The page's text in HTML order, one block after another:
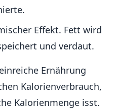
Effekt. Fett wird
und verdaut.
Ernährung
Kalorienverbrauch,
Kalorienmenge isst.